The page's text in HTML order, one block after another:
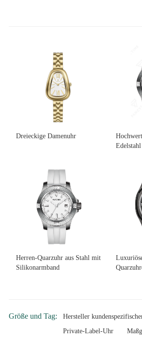
Dreieckige Damenuhr
Edelstahl
Herren-Quarzuhr aus Stahl mit
Silikonarmband
Größe und Tag:
Hersteller
Private-Label-Uhr